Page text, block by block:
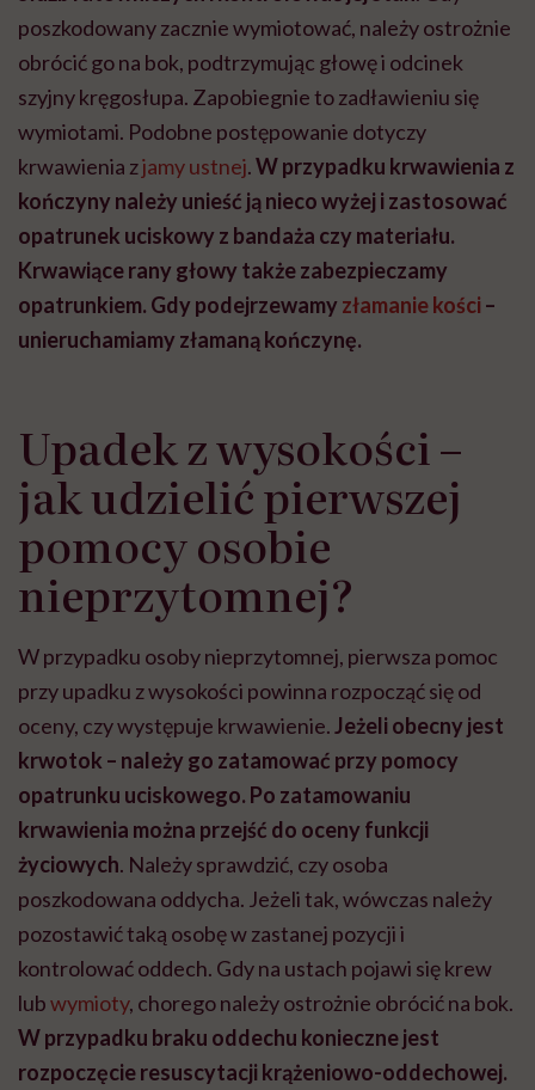
poszkodowany zacznie wymiotować, należy ostrożnie
obrócić go na bok, podtrzymując głowę i odcinek
szyjny kręgosłupa. Zapobiegnie to zadławieniu się
wymiotami. Podobne postępowanie dotyczy
krwawienia zjamy ustnej.W przypadku krwawienia z
kończyny należy unieść ją nieco wyżej i zastosować
opatrunek uciskowy z bandaża czy materiału.
Krwawiące rany głowy także zabezpieczamy
opatrunkiem. Gdy podejrzewamy złamanie kości –
unieruchamiamy złamaną kończynę.
Upadek z wysokości –
jak udzielić pierwszej
pomocy osobie
nieprzytomnej?
W przypadku osoby nieprzytomnej, pierwsza pomoc
przy upadku z wysokości powinna rozpocząć się od
oceny, czy występuje krwawienie.Jeżeli obecny jest
krwotok – należy go zatamować przy pomocy
opatrunku uciskowego. Po zatamowaniu
krwawienia można przejść do oceny funkcji
życiowych. Należy sprawdzić, czy osoba
poszkodowana oddycha. Jeżeli tak, wówczas należy
pozostawić taką osobę w zastanej pozycji i
kontrolować oddech. Gdy na ustach pojawi się krew
lubwymioty, chorego należy ostrożnie obrócić na bok.
W przypadku braku oddechu konieczne jest
rozpoczęcie resuscytacji krążeniowo-oddechowej.